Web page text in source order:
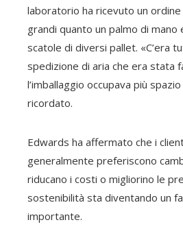
laboratorio ha ricevuto un
grandi quanto un palmo di mano
scatole di diversi pallet. «C’era
spedizione di aria che era stata
l’imballaggio occupava più
ricordato.
Edwards ha affermato che i
generalmente preferiscono
riducano i costi o migliorino le
sostenibilità sta diventando un
importante.